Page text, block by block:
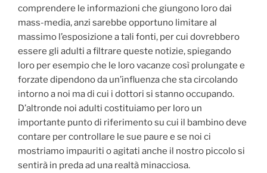
comprendere le informazioni che giungono loro dai
mass-media, anzi sarebbe opportuno limitare al
massimo l’esposizione a tali fonti, per cui dovrebbero
essere gli adulti a filtrare queste notizie, spiegando
loro per esempio che le loro vacanze così prolungate e
forzate dipendono da un’influenza che sta circolando
intorno a noi ma di cui i dottori si stanno occupando.
D’altronde noi adulti costituiamo per loro un
importante punto di riferimento su cui il bambino deve
contare per controllare le sue paure e se noi ci
mostriamo impauriti o agitati anche il nostro piccolo si
sentirà in preda ad una realtà minacciosa.